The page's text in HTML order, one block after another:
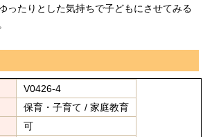
ったりとした気持ちで子どもにさせてみる
V0426-4
保育・子育て / 家庭教育
可